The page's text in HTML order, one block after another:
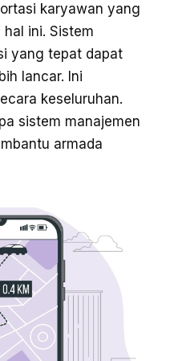
karyawan yang
ini. Sistem
yang tepat dapat
lancar. Ini
keseluruhan.
sistem manajemen
armada